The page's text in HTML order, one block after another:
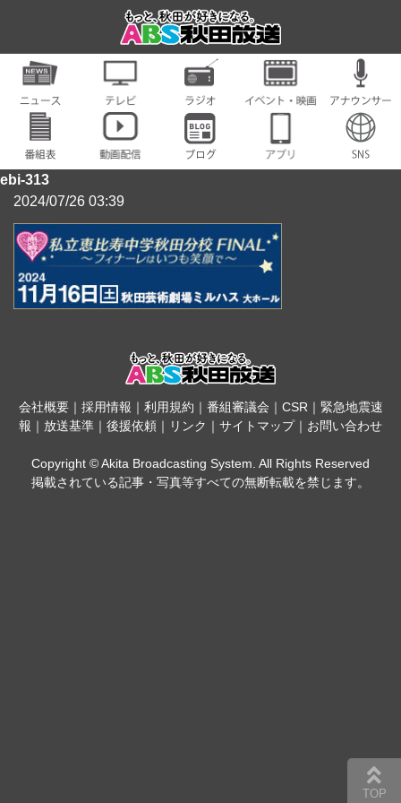
ebi-313
2024/07/26 03:39
会社概要｜ 採用情報 ｜ 利用規約 ｜ 番組審議会 ｜ CSR｜ 緊急地震速
報 ｜ 放送基準 ｜ 後援依頼 ｜ リンク ｜ サイトマップ｜ お問い合わせ
Copyright © Akita Broadcasting System. All Rights Reserved
掲載されている記事・写真等すべての無断転載を禁じます。